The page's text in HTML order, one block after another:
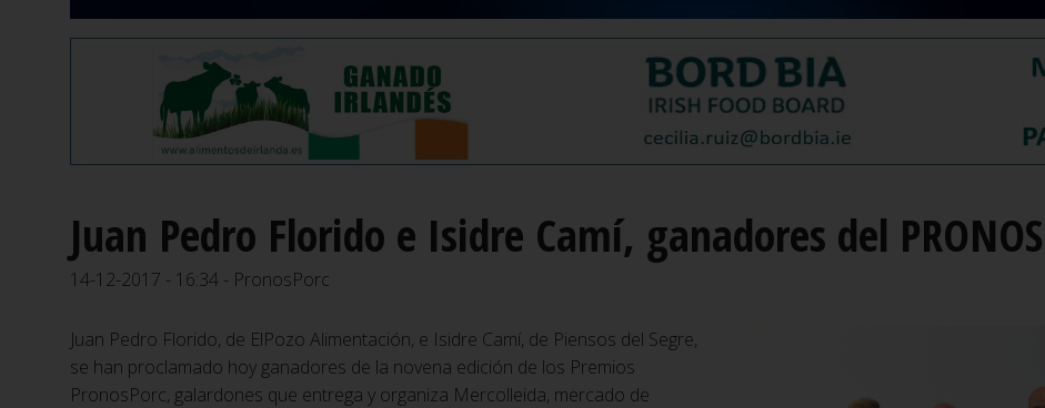
Juan Pedro Florido e Isidre Camí, ganadores del
14-12-2017 - 16:34 - PronosPorc
Juan Pedro Florido, de ElPozo Alimentación, e Isidre Camí, de Piensos del Segre,
se han proclamado hoy ganadores de la novena edición de los Premios
PronosPorc, galardones que entrega y organiza Mercolleida, mercado de